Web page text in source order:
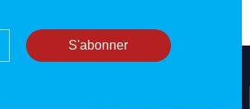
S'abonner